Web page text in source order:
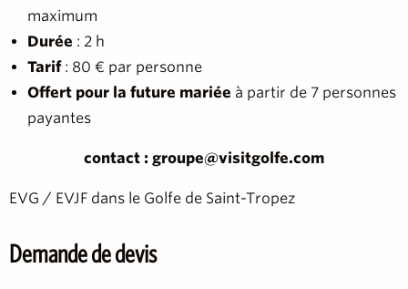
maximum
Durée : 2 h
Tarif: 80 € par personne
Offert pour la future mariée à partir de 7 personnes
payantes
contact : groupe@visitgolfe.com
EVG / EVJF dans le Golfe de Saint-Tropez
Demande de devis